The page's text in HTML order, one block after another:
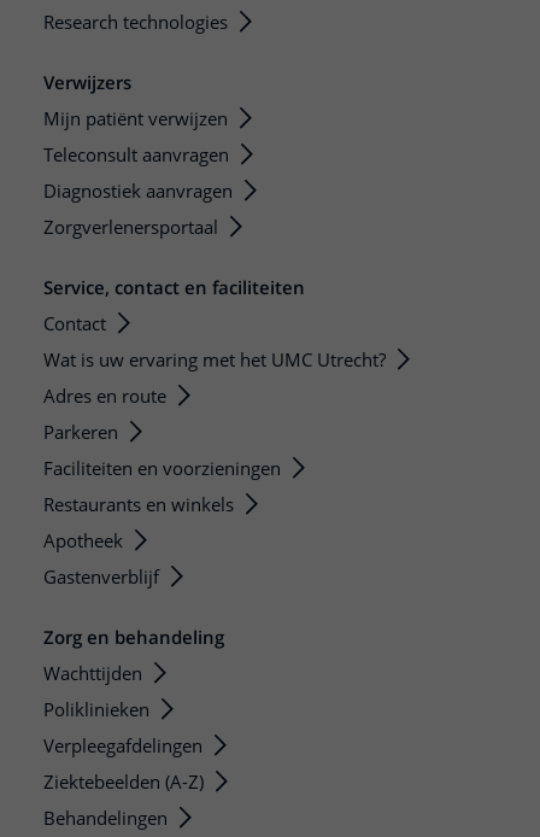
Research technologies
Verwijzers
Mijn patiënt verwijzen
Teleconsult aanvragen
Diagnostiek aanvragen
Zorgverlenersportaal
Service, contact en faciliteiten
Contact
Wat is uw ervaring met het UMC Utrecht?
Adres en route
Parkeren
Faciliteiten en voorzieningen
Restaurants en winkels
Apotheek
Gastenverblijf
Zorg en behandeling
Wachttijden
Poliklinieken
Verpleegafdelingen
Ziektebeelden (A-Z)
Behandelingen